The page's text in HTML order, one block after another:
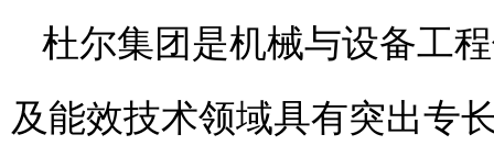
杜尔集团是机械与设备工
及能效技术领域具有突出专